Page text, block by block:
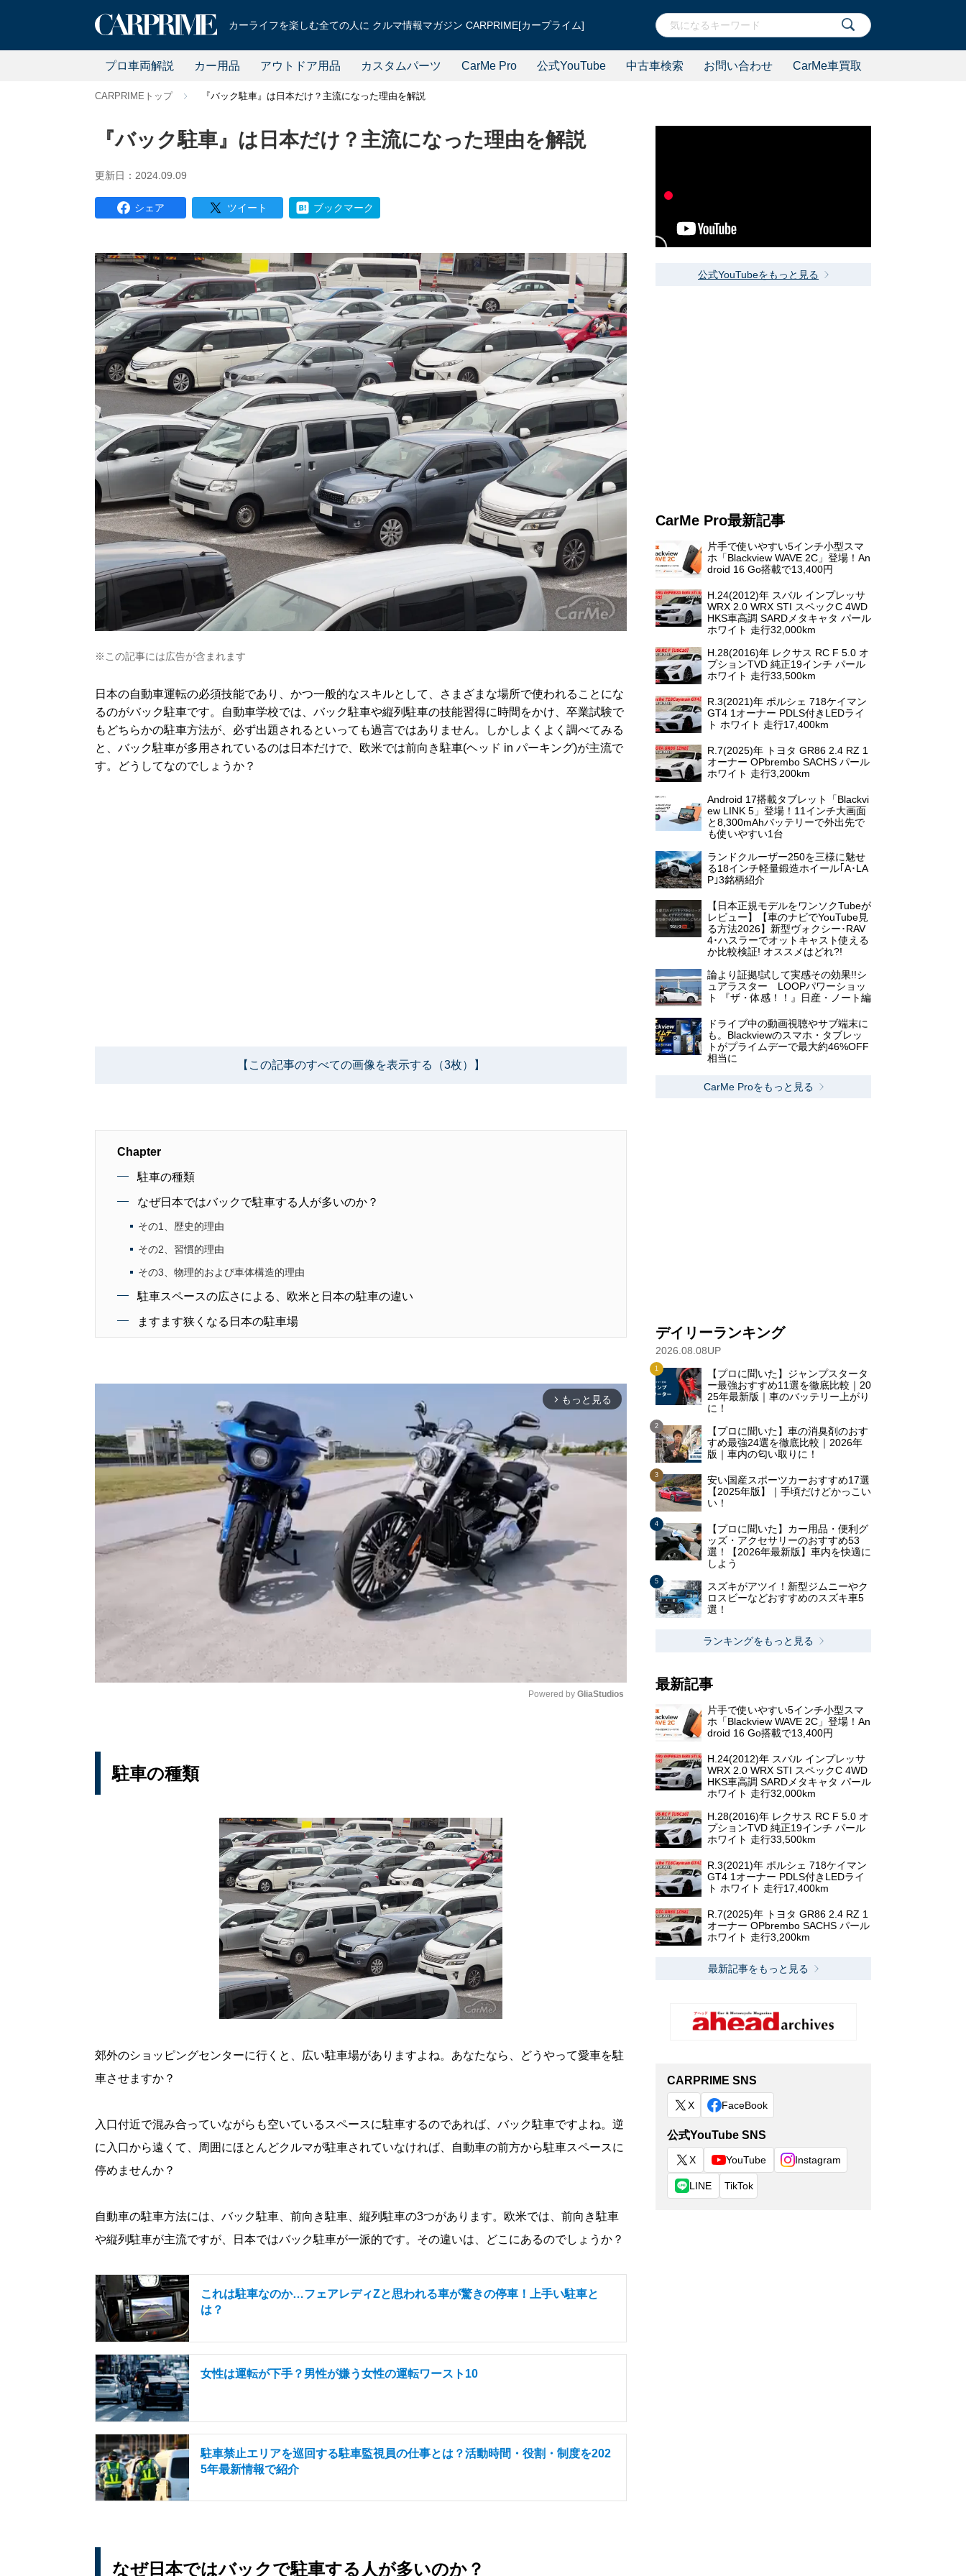
カーライフを楽しむ全ての人に クルマ情報マガジン CARPRIME[カープライム]
プロ車両解説 カー用品 アウトドア用品 カスタムパーツ CarMe Pro 公式YouTube 中古車検索 お問い合わせ CarMe車買取
CARPRIMEトップ 『バック駐車』は日本だけ？主流になった理由を解説
『バック駐車』は日本だけ？主流になった理由を解説
更新日：2024.09.09
シェア ツイート ブックマーク
※この記事には広告が含まれます
日本の自動車運転の必須技能であり、かつ一般的なスキルとして、さまざまな場所で使われることにな
るのがバック駐車です。自動車学校では、バック駐車や縦列駐車の技能習得に時間をかけ、卒業試験で
もどちらかの駐車方法が、必ず出題されるといっても過言ではありません。しかしよくよく調べてみる
と、バック駐車が多用されているのは日本だけで、欧米では前向き駐車(ヘッド in パーキング)が主流で
す。どうしてなのでしょうか？
【この記事のすべての画像を表示する（3枚）】
Chapter
駐車の種類
なぜ日本ではバックで駐車する人が多いのか？
その1、歴史的理由
その2、習慣的理由
その3、物理的および車体構造的理由
駐車スペースの広さによる、欧米と日本の駐車の違い
ますます狭くなる日本の駐車場
arrow_forward_ios もっと見る
Powered by GliaStudios
駐車の種類
郊外のショッピングセンターに行くと、広い駐車場がありますよね。あなたなら、どうやって愛車を駐
車させますか？
入口付近で混み合っていながらも空いているスペースに駐車するのであれば、バック駐車ですよね。逆
に入口から遠くて、周囲にほとんどクルマが駐車されていなければ、自動車の前方から駐車スペースに
停めませんか？
自動車の駐車方法には、バック駐車、前向き駐車、縦列駐車の3つがあります。欧米では、前向き駐車
や縦列駐車が主流ですが、日本ではバック駐車が一派的です。その違いは、どこにあるのでしょうか？
これは駐車なのか…フェアレディZと思われる車が驚きの停車！上手い駐車と
は？
女性は運転が下手？男性が嫌う女性の運転ワースト10
駐車禁止エリアを巡回する駐車監視員の仕事とは？活動時間・役割・制度を202
5年最新情報で紹介
なぜ日本ではバックで駐車する人が多いのか？
公式YouTubeをもっと見る
CarMe Pro最新記事
片手で使いやすい5インチ小型スマ
ホ「Blackview WAVE 2C」登場！An
droid 16 Go搭載で13,400円
H.24(2012)年 スバル インプレッサ
WRX 2.0 WRX STI スペックC 4WD
HKS車高調 SARDメタキャタ パール
ホワイト 走行32,000km
H.28(2016)年 レクサス RC F 5.0 オ
プションTVD 純正19インチ パール
ホワイト 走行33,500km
R.3(2021)年 ポルシェ 718ケイマン
GT4 1オーナー PDLS付きLEDライ
ト ホワイト 走行17,400km
R.7(2025)年 トヨタ GR86 2.4 RZ 1
オーナー OPbrembo SACHS パール
ホワイト 走行3,200km
Android 17搭載タブレット「Blackvi
ew LINK 5」登場！11インチ大画面
と8,300mAhバッテリーで外出先で
も使いやすい1台
ランドクルーザー250を三様に魅せ
る18インチ軽量鍛造ホイール｢A･LA
P｣3銘柄紹介
【日本正規モデルをワンソクTubeが
レビュー】【車のナビでYouTube見
る方法2026】新型ヴォクシー･RAV
4･ハスラーでオットキャスト使える
か比較検証! オススメはどれ?!
論より証拠!試して実感その効果!!シ
ュアラスター LOOPパワーショッ
ト 『ザ・体感！！』日産・ノート編
ドライブ中の動画視聴やサブ端末に
も。Blackviewのスマホ・タブレッ
トがプライムデーで最大約46%OFF
相当に
CarMe Proをもっと見る
デイリーランキング
2026.08.08UP
【プロに聞いた】ジャンプスタータ
ー最強おすすめ11選を徹底比較｜20
25年最新版｜車のバッテリー上がり
に！
【プロに聞いた】車の消臭剤のおす
すめ最強24選を徹底比較｜2026年
版｜車内の匂い取りに！
安い国産スポーツカーおすすめ17選
【2025年版】｜手頃だけどかっこい
い！
【プロに聞いた】カー用品・便利グ
ッズ・アクセサリーのおすすめ53
選！【2026年最新版】車内を快適に
しよう
スズキがアツイ！新型ジムニーやク
ロスビーなどおすすめのスズキ車5
選！
ランキングをもっと見る
最新記事
片手で使いやすい5インチ小型スマ
ホ「Blackview WAVE 2C」登場！An
droid 16 Go搭載で13,400円
H.24(2012)年 スバル インプレッサ
WRX 2.0 WRX STI スペックC 4WD
HKS車高調 SARDメタキャタ パール
ホワイト 走行32,000km
H.28(2016)年 レクサス RC F 5.0 オ
プションTVD 純正19インチ パール
ホワイト 走行33,500km
R.3(2021)年 ポルシェ 718ケイマン
GT4 1オーナー PDLS付きLEDライ
ト ホワイト 走行17,400km
R.7(2025)年 トヨタ GR86 2.4 RZ 1
オーナー OPbrembo SACHS パール
ホワイト 走行3,200km
最新記事をもっと見る
CARPRIME SNS
X FaceBook
公式YouTube SNS
X YouTube Instagram
LINE TikTok